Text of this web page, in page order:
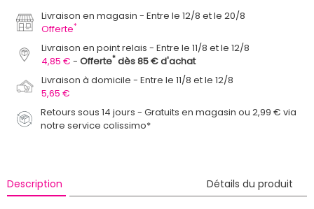
Livraison en magasin
Entre le 12/8 et le 20/8
Offerte*
Livraison en point relais
Entre le 11/8 et le 12/8
4,85 €
Offerte* dès 85 € d'achat
Livraison à domicile
Entre le 11/8 et le 12/8
5,65 €
Retours sous 14 jours - Gratuits en magasin ou 2,99 € via
notre service colissimo*
Description Détails du produit